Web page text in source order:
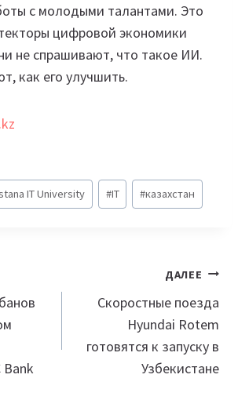
с молодыми талантами. Это
цифровой экономики
не спрашивают, что такое ИИ.
как его улучшить.
IT University #IT #казахстан
Bank
ДАЛЕЕ
Скоростные поезда
Hyundai Rotem
готовятся к запуску в
Узбекистане